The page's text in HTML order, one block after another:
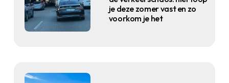
je deze zomer vast en zo
voorkom je het